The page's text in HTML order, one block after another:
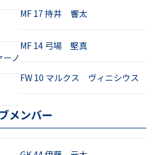
MF 17 持井 響太
MF 14 弓場 堅真
FW 10 マルクス ヴィニシウス
ノ
メンバー